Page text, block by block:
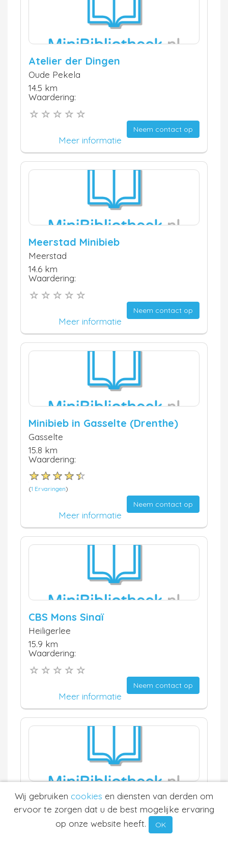
Atelier der Dingen
Oude Pekela
14.5 km
Waardering:
Neem contact op
Meer informatie
Meerstad Minibieb
Meerstad
14.6 km
Waardering:
Neem contact op
Meer informatie
Minibieb in Gasselte (Drenthe)
Gasselte
15.8 km
Waardering:
(1 Ervaringen)
Neem contact op
Meer informatie
CBS Mons Sinaï
Heiligerlee
15.9 km
Waardering:
Neem contact op
Meer informatie
Sonja Corsmit
Donderen
15.9 km
Wij gebruiken cookies en diensten van derden om
ervoor te zorgen dat u de best mogelijke ervaring
op onze website heeft.
OK